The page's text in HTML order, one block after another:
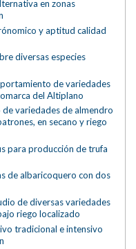
en zonas
y aptitud calidad
diversas especies
de variedades
del Altiplano
variedades de almendro
en secano y riego
para producción de trufa
de albaricoquero con dos
de diversas variedades
riego localizado
tradicional e intensivo